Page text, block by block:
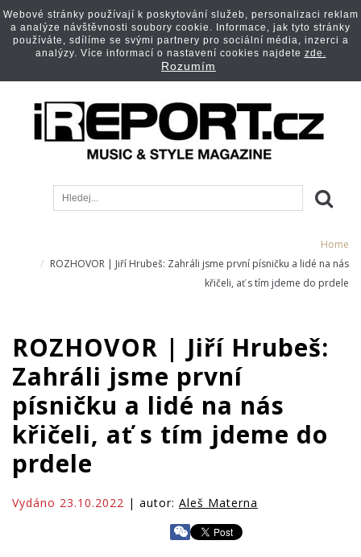
Home
ROZHOVOR | Jiří Hrubeš: Zahráli jsme první písničku a lidé na nás
křičeli, ať s tím jdeme do prdele
ROZHOVOR | Jiří Hrubeš:
Zahráli jsme první
písničku a lidé na nás
křičeli, ať s tím jdeme do
prdele
Vydáno 23.10.2022 | autor: Aleš Materna
Webové stránky používají k poskytování služeb, personalizaci reklam
a analýze návštěvnosti soubory cookie. Informace, jak tyto stránky
používáte, sdílíme se svými partnery pro sociální média, inzerci a
analýzy. Více informací o nastavení cookies najdete zde.
Rozumím